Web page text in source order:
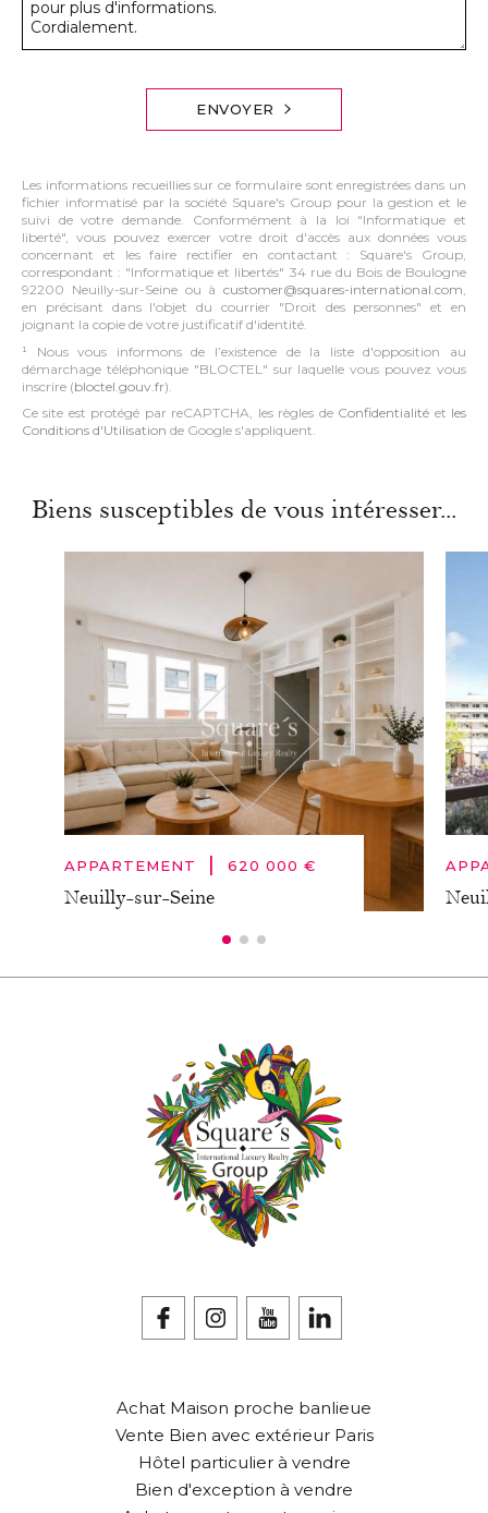
ENVOYER
Les informations recueillies sur ce formulaire sont enregistrées dans un
fichier informatisé par la société Square's Group pour la gestion et le
suivi de votre demande. Conformément à la loi "Informatique et
liberté", vous pouvez exercer votre droit d'accès aux données vous
concernant et les faire rectifier en contactant : Square's Group,
correspondant : "Informatique et libertés" 34 rue du Bois de Boulogne
92200 Neuilly-sur-Seine ou à customer@squares-international.com,
en précisant dans l'objet du courrier "Droit des personnes" et en
joignant la copie de votre justificatif d'identité.
¹ Nous vous informons de l’existence de la liste d'opposition au
démarchage téléphonique "BLOCTEL" sur laquelle vous pouvez vous
inscrire (bloctel.gouv.fr).
Ce site est protégé par reCAPTCHA, les règles de Confidentialité et les
Conditions d'Utilisation de Google s'appliquent.
Biens susceptibles de vous intéresser...
APPARTEMENT 620 000 €
Neuilly-sur-Seine
Achat Maison proche banlieue
Vente Bien avec extérieur Paris
Hôtel particulier à vendre
Bien d'exception à vendre